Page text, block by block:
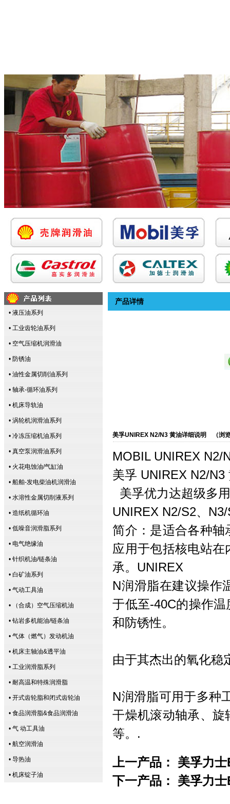
• 液压油系列
• 工业齿轮油系列
• 空气压缩机润滑油
• 防锈油
• 油性金属切削油系列
• 轴承-循环油系列
• 机床导轨油
• 涡轮机润滑油系列
• 冷冻压缩机油系列
• 真空泵润滑油系列
• 火花电蚀油/气缸油
• 船舶-发电柴油机润滑油
• 水溶性金属切削液系列
• 造纸机循环油
• 低噪音润滑脂系列
• 电气绝缘油
• 针织机油/链条油
• 白矿油系列
• 气动工具油
• （合成）空气压缩机油
• 钻岩多机能油/链条油
• 气体（燃气）发动机油
• 机床主轴油&透平油
• 工业润滑脂系列
• 耐高温和特殊润滑脂
• 开式齿轮脂和闭式齿轮油
• 食品润滑脂&食品润滑油
• 气 动工具油
• 航空润滑油
• 导热油
• 机床锭子油
产品详情
美孚UNIREX N2/N3 黄油详细说明 （浏
MOBIL UNIREX N2/
美孚 UNIREX N2/N3
美孚优力达超级多
UNIREX N2/S2、
简介：是适合各种
应用于包括核电站
承。UNIREX
N润滑脂在建议操作
于低至-40C的操作
和防锈性。
由于其杰出的氧化稳
N润滑脂可用于多种
干燥机滚动轴承、
等。.
上一产品： 美孚力
下一产品： 美孚力